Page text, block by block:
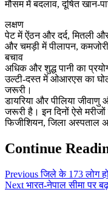
मौसम में बदलाव, दूषित खान-
लक्षण
पेट में ऐंठन और दर्द, मितली
और चमड़ी में पीलापन,
बचाव
अधिक और शुद्ध पानी का
उल्टी-दस्त में ओआरएस का
जरूरी।
डायरिया और पीलिया जीवाणु
जरूरी है। इन दिनों ऐसे
फिजीशियन, जिला अस्पताल
Continue
Previousजिले के 173 लोग
Next भारत-नेपाल सीमा पर